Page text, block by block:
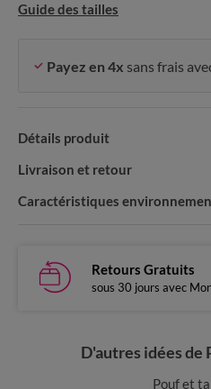
Guide des tailles
Payez en 4x sans frais
Détails produit
Livraison et retour
Caractéristiques
Retours Gratuits
sous 30 jours avec
D'autres idées de
Pouf et